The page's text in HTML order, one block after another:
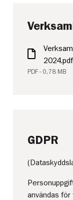
2024.pdf
PDF - 0,78 MB
GDPR
användas för